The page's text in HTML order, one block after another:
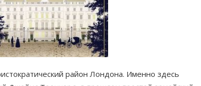
район Лондона. Именно здесь